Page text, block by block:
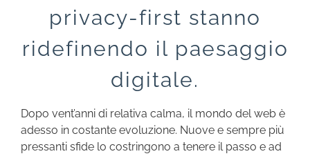
privacy-first stanno
ridefinendo il paesaggio
digitale.
Dopo vent’anni di relativa calma, il mondo del web è
adesso in costante evoluzione. Nuove e sempre più
pressanti sfide lo costringono a tenere il passo e ad